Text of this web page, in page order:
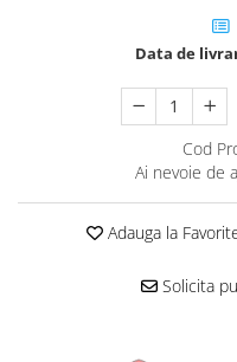
Data de
Cod
Ai nevoie de
Adauga la
Solicita